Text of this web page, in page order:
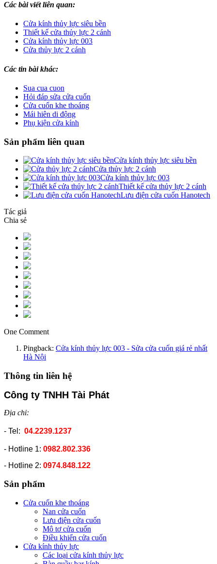
Các bài viết liên quan:
Cửa kính thủy lực siêu bền
Thiết kế cửa thủy lực 2 cánh
Cửa kính thủy lực 003
Cửa thủy lực 2 cánh
Các tin bài khác:
Sua cua cuon
Hỏi đáp sửa cửa cuốn
Cửa cuốn khe thoáng
Mái hiên di động
Phụ kiện cửa kính
Sản phẩm liên quan
Cửa kính thủy lực siêu bền
Cửa thủy lực 2 cánh
Cửa kính thủy lực 003
Thiết kế cửa thủy lực 2 cánh
Lưu điện cửa cuốn Hanotech
Tác giả
Chia sẻ
One Comment
Pingback: Cửa kính thủy lực 003 - Sửa cửa cuốn giá rẻ nhất
Hà Nội
Thông tin liên hệ
Công ty TNHH Tài Phát
Địa chỉ:
- Tel: 04.2239.1237
- Hotline 1: 0982.802.336
- Hotline 2: 0974.848.122
Sản phẩm
Cửa cuốn khe thoáng
Nan cửa cuốn
Lưu điện cửa cuốn
Mô tơ cửa cuốn
Điều khiển cửa cuốn
Cửa kính thủy lực
Các loại cửa kính thủy lực